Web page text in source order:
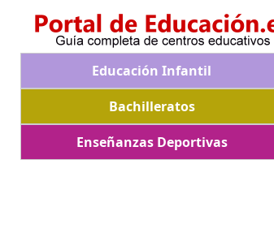
Educación Infantil
Bachilleratos
Enseñanzas Deportivas